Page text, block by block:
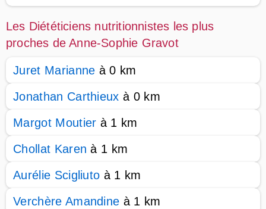
Les Diététiciens nutritionnistes les plus
proches de Anne-Sophie Gravot
Juret Marianne à 0 km
Jonathan Carthieux à 0 km
Margot Moutier à 1 km
Chollat Karen à 1 km
Aurélie Scigliuto à 1 km
Verchère Amandine à 1 km